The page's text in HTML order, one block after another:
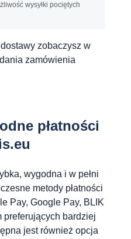
wysyłki pociętych
zobaczysz w
zamówienia
płatności
wygodna i w pełni
metody płatności
Pay, Google Pay, BLIK
preferujących bardziej
jest również opcja